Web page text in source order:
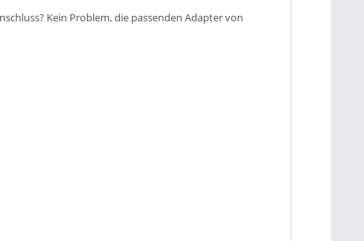
Kein Problem, die passenden Adapter von